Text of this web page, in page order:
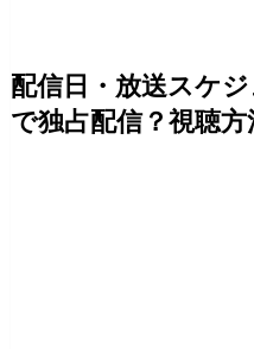
配信日・放送スケ
で独占配信？視聴